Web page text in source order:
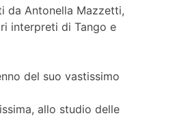
da Antonella Mazzetti,
interpreti di Tango e
del suo vastissimo
allo studio delle